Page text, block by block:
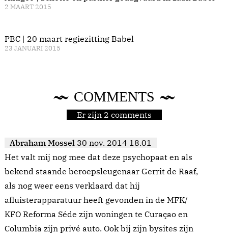
2 MAART 2015
PBC | 20 maart regiezitting Babel
23 JANUARI 2015
COMMENTS
Er zijn 2 comments
Abraham Mossel 30 nov. 2014 18.01
Het valt mij nog mee dat deze psychopaat en als
bekend staande beroepsleugenaar Gerrit de Raaf,
als nog weer eens verklaard dat hij
afluisterapparatuur heeft gevonden in de MFK/
KFO Reforma Séde zijn woningen te Curaçao en
Columbia zijn privé auto. Ook bij zijn bysites zijn